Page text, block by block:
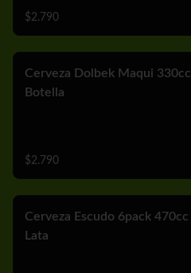
$2.790
Cerveza Dolbek Maqui 330cc
Botella
$2.790
Cerveza Escudo 6pack 470cc
Lata